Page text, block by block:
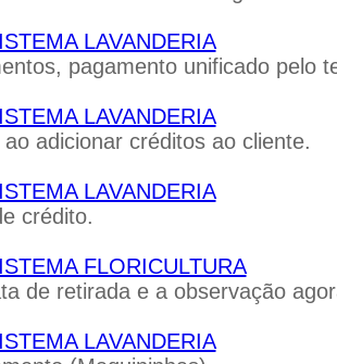
LAVANDERIA
pagamento unificado pelo
LAVANDERIA
adicionar créditos ao cliente.
LAVANDERIA
crédito.
FLORICULTURA
de retirada e a observação
LAVANDERIA